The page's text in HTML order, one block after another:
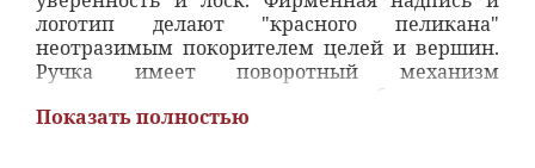
логотип делают "красного пеликана"
неотразимым покорителем целей и вершин.
Ручка имеет поворотный механизм
включения, надежную сборку и
внушительную гарантию производителя.
Показать полностью